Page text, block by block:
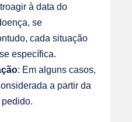
à data do
se
cada situação
específica.
: Em alguns casos,
a partir da